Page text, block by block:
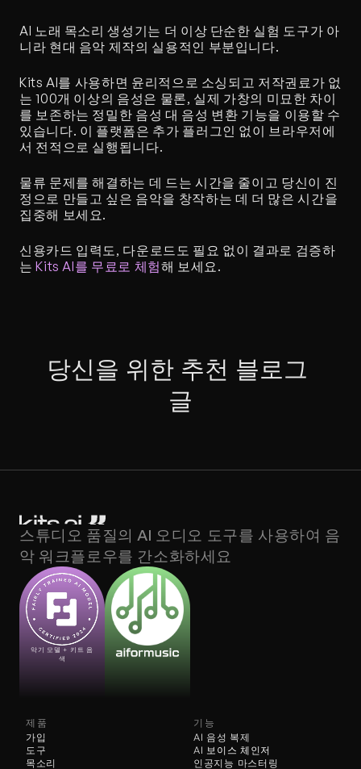
AI 노래 목소리 생성기는 더 이상 단순한 실험 도구가 아
니라 현대 음악 제작의 실용적인 부분입니다.
Kits AI를 사용하면 윤리적으로 소싱되고 저작권료가 없
는 100개 이상의 음성은 물론, 실제 가창의 미묘한 차이
를 보존하는 정밀한 음성 대 음성 변환 기능을 이용할 수
있습니다. 이 플랫폼은 추가 플러그인 없이 브라우저에
서 전적으로 실행됩니다.
물류 문제를 해결하는 데 드는 시간을 줄이고 당신이 진
정으로 만들고 싶은 음악을 창작하는 데 더 많은 시간을
집중해 보세요.
신용카드 입력도, 다운로드도 필요 없이 결과로 검증하
는 Kits AI를 무료로 체험해 보세요.
당신을 위한 추천 블로그
글
스튜디오 품질의 AI 오디오 도구를 사용하여 음
악 워크플로우를 간소화하세요
악기 모델 + 키트 음
색
제품
가입
도구
목소리
기능
AI 음성 복제
AI 보이스 체인저
인공지능 마스터링